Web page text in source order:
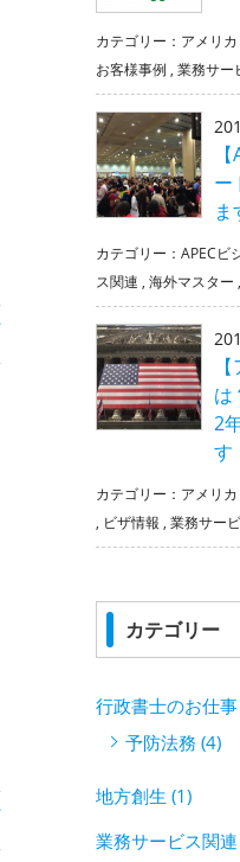
カテゴリー： アメリカ
お客様事例 ,業務サー
ー
ま
カテゴリー：APECビ
ス関連 ,海外マスター
は
2
す
カテゴリー： アメリ
, ビザ情報 ,業務サー
カテゴリー
行政書士のお仕
予防法務 (4)
地方創生 (1)
業務サービス関